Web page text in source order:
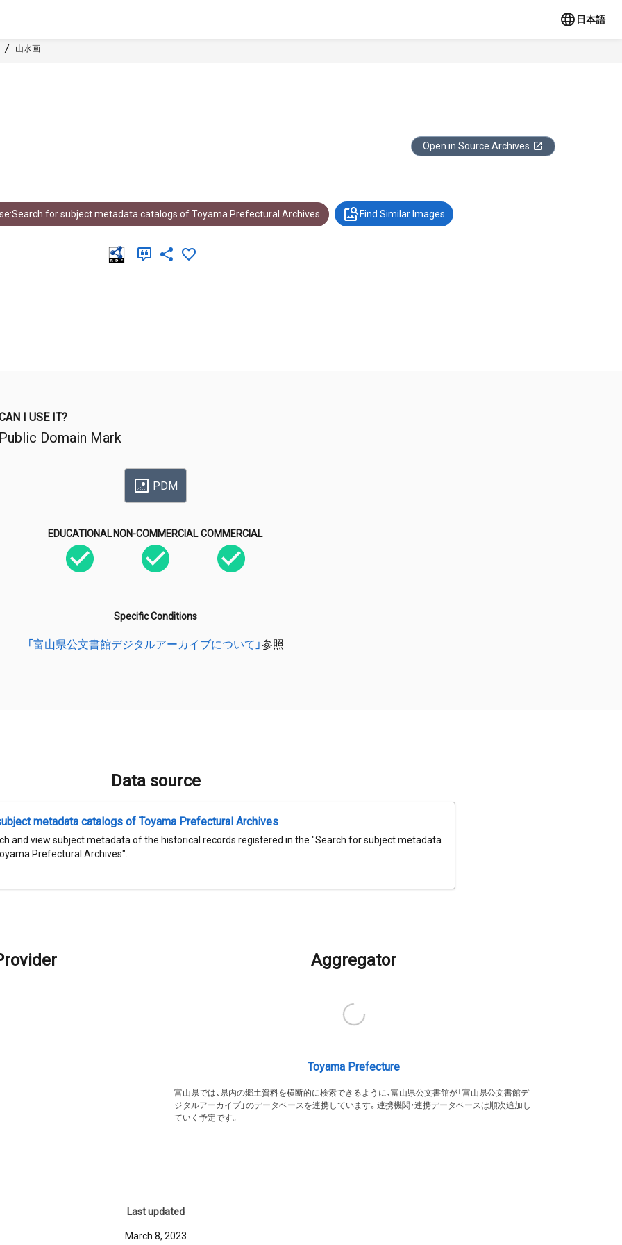
日本語
山水画
Open in Source Archives
for subject metadata catalogs of Toyama Prefectural Archives Find Similar Images
I USE IT?
Public Domain Mark
PDM
EDUCATIONAL NON-COMMERCIAL COMMERCIAL
Specific Conditions
「富山県公文書館デジタルアーカイブについて」参照
Data source
metadata catalogs of Toyama Prefectural Archives
and view subject metadata of the historical records registered in the "Search for subject metadata
Prefectural Archives".
Aggregator
Toyama Prefecture
富山県では、県内の郷土資料を横断的に検索できるように、富山県公文書館が「富山県公文書館デ
ジタルアーカイブ」のデータベースを連携しています。連携機関・連携データベースは順次追加し
ていく予定です。
Last updated
March 8, 2023